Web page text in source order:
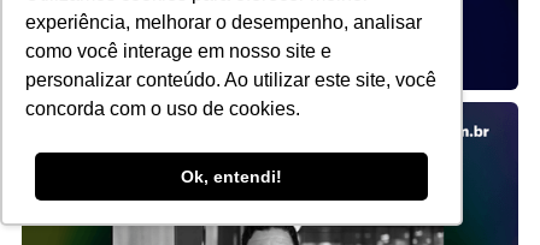
experiência, melhorar o desempenho, analisar
como você interage em nosso site e
personalizar conteúdo. Ao utilizar este site, você
concorda com o uso de cookies.
Ok, entendi!